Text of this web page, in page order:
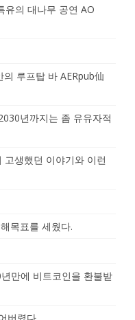
유의 대나무 공연 AO
루프탑 바 AERpub仙
년까지는 좀 유유자적
생했던 이야기와 이런
목표를 세웠다.
만에 비트코인을 환불받